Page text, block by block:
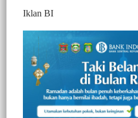
Berita Video : Sudah
Longsor, Gedung
Toraja Rusak Parah
Pemerintah
Redaksi Jurnaltivi
1 Min Baca
Senin, 8 September 2025
Iklan BI